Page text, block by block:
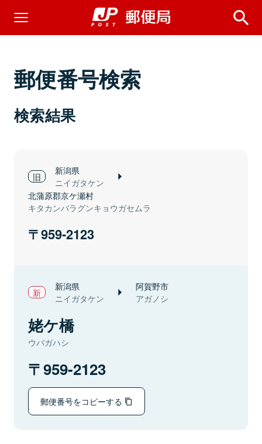
郵便番号検索
検索結果
新潟県
ニイガタケン
北蒲原郡京ケ瀬村
キタカンバラグンキョウガセムラ
959-2123
新潟県
ニイガタケン
阿賀野市
アガノシ
姥ケ橋
ウバガハシ
959-2123
郵便番号をコピーする